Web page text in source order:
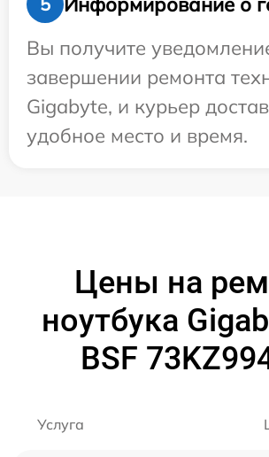
Вы получите
завершении ремонта
Gigabyte, и курьер
удобное место и время.
Цены на
ноутбука
BSF
Услуга